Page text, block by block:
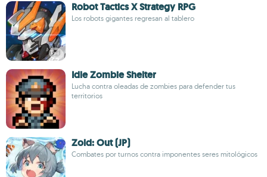
Robot Tactics X Strategy RPG
Los robots gigantes regresan al tablero
Idle Zombie Shelter
Lucha contra oleadas de zombies para defender tus
territorios
Zold: Out (JP)
Combates por turnos contra imponentes seres mitológicos